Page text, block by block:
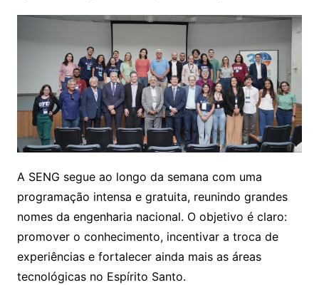
A SENG segue ao longo da semana com uma
programação intensa e gratuita, reunindo grandes
nomes da engenharia nacional. O objetivo é claro:
promover o conhecimento, incentivar a troca de
experiências e fortalecer ainda mais as áreas
tecnológicas no Espírito Santo.